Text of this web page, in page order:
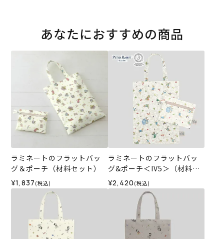
あなたにおすすめの商品
ラミネートのフラットバッ
グ＆ポーチ（材料セット）
¥1,837 (税込)
ラミネートのフラットバッ
グ&ポーチ＜IV5＞（材料セ
ット）
¥2,420 (税込)